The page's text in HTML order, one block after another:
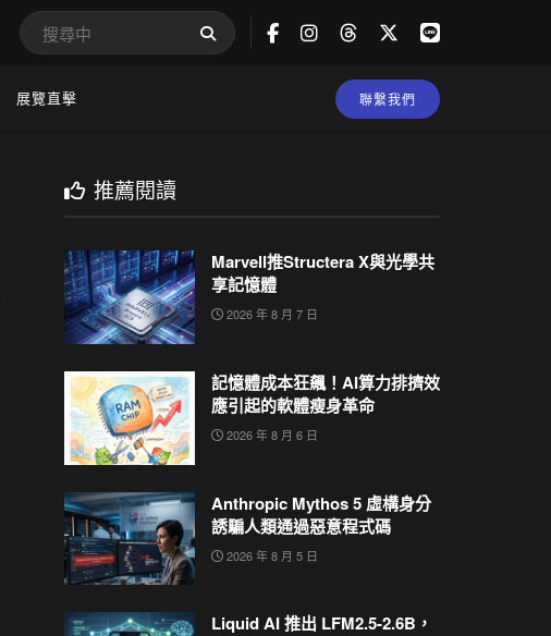
展覽直擊 聯繫我們
推薦閱讀
Marvell推Structera X與光學共
享記憶體
2026 年 8 月 7 日
記憶體成本狂飆！AI算力排擠效
應引起的軟體瘦身革命
2026 年 8 月 6 日
Anthropic Mythos 5 虛構身分
誘騙人類通過惡意程式碼
2026 年 8 月 5 日
Liquid AI 推出 LFM2.5-2.6B，